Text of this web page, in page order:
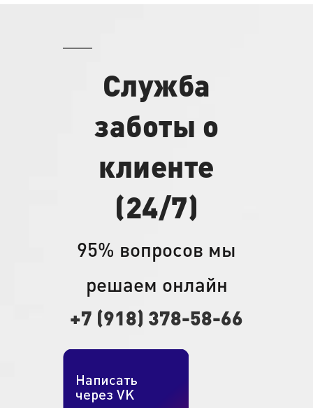
Служба
заботы о
клиенте
(24/7)
95% вопросов мы
решаем онлайн
+7 (918) 378-58-66